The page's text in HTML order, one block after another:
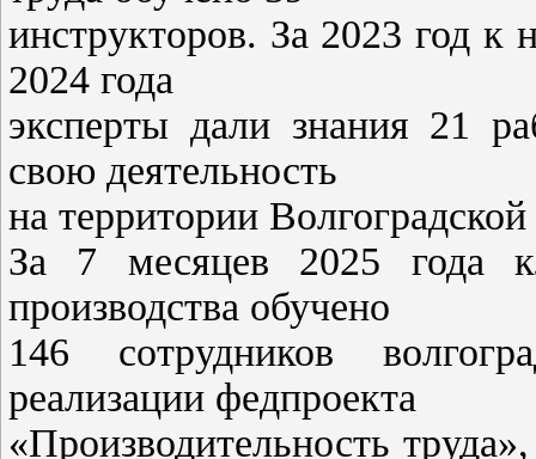
инструкторов. За 2023 год к
2024 года
эксперты дали знания 21
свою деятельность
на территории
За 7 месяцев 2025 года
производства обучено
146 сотрудников
реализации федпроекта
«Производительность